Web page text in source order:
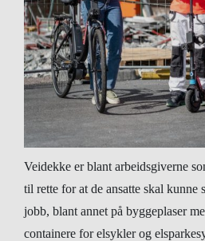
Veidekke er blant arbeidsgiverne
til rette for at de ansatte skal kunne
jobb, blant annet på byggeplaser
containere for elsykler og